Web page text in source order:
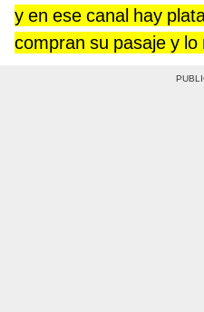
y en ese canal hay
compran su pasaje y lo